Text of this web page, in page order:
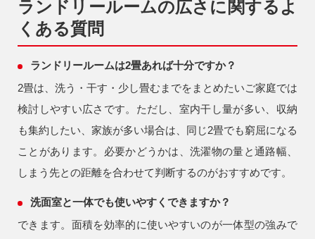
ランドリールームの広さに関するよ
くある質問
ランドリールームは2畳あれば十分ですか？
2畳は、洗う・干す・少し畳むまでをまとめたいご家庭では
検討しやすい広さです。ただし、室内干し量が多い、収納
も集約したい、家族が多い場合は、同じ2畳でも窮屈になる
ことがあります。必要かどうかは、洗濯物の量と通路幅、
しまう先との距離を合わせて判断するのがおすすめです。
洗面室と一体でも使いやすくできますか？
できます。面積を効率的に使いやすいのが一体型の強みで